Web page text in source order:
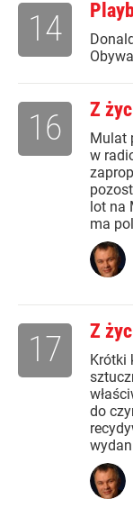
14
Z
Mulat
w
lot na
ma
16
Z
Krótki
do
17